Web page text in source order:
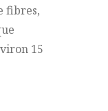
fibres,
15